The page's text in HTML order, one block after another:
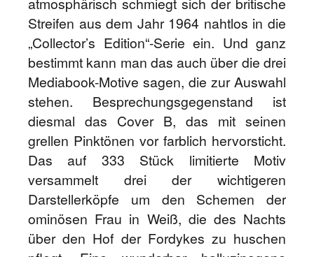
Streifen aus dem Jahr 1964 nahtlos in die
„Collector’s Edition“-Serie ein. Und ganz
bestimmt kann man das auch über die drei
Mediabook-Motive sagen, die zur Auswahl
stehen. Besprechungsgegenstand ist
diesmal das Cover B, das mit seinen
grellen Pinktönen vor farblich hervorsticht.
Das auf 333 Stück limitierte Motiv
versammelt drei der wichtigeren
Darstellerköpfe um den Schemen der
ominösen Frau in Weiß, die des Nachts
über den Hof der Fordykes zu huschen